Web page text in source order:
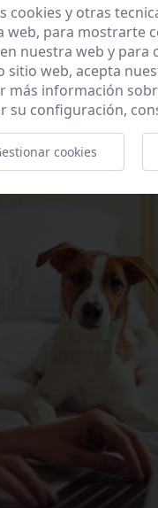
cookies y otras
web, para mostrarte
nuestra web y para
sitio web, acepta
más información
su configuración,
cookies